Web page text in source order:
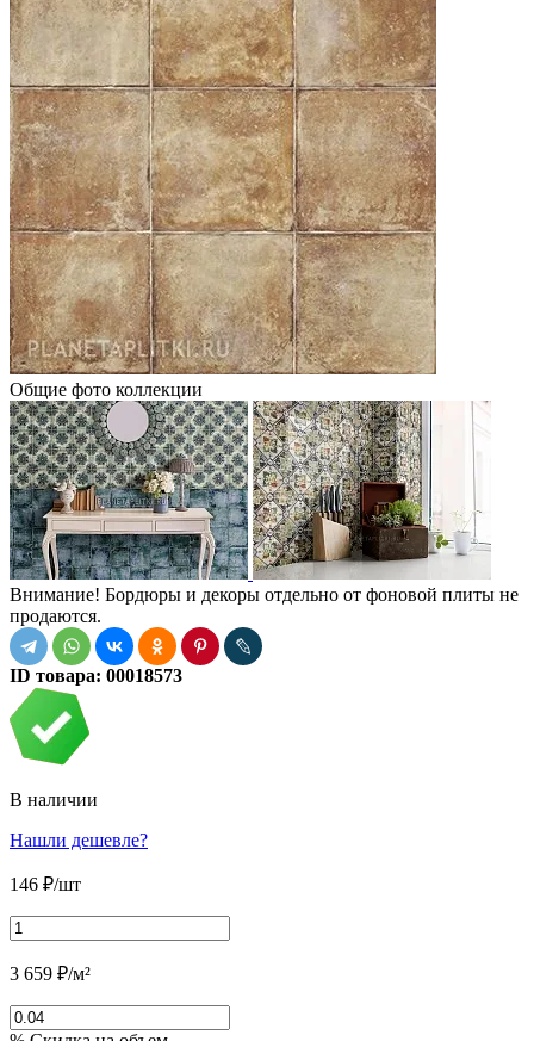
Общие фото коллекции
Внимание! Бордюры и декоры отдельно от фоновой плиты не
продаются.
ID товара: 00018573
В наличии
Нашли дешевле?
146 ₽/шт
3 659 ₽/м²